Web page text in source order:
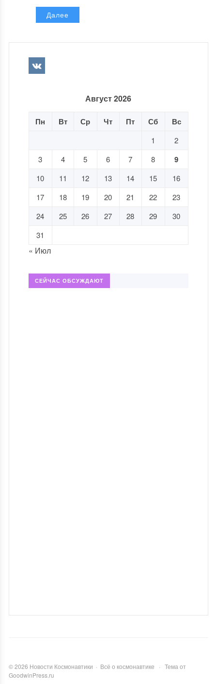
Далее
Август 2026
Пн Вт Ср Чт Пт Сб Вс
1
2
3
4 5 6 7 8 9
10 11 12 13 14 15
16
17
18 19 20 21 22
23
24
25 26 27 28 29
30
31
« Июл
СЕЙЧАС ОБСУЖДАЮТ
©2026 Новости Космонавтики · Всё о космонавтике · Тема от
GoodwinPress.ru